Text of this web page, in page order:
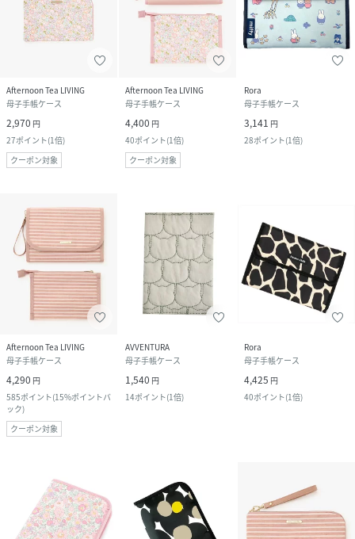
Afternoon Tea LIVING
母子手帳ケース
2,970 円
27ポイント(1倍)
クーポン対象
Afternoon Tea LIVING
母子手帳ケース
4,400 円
40ポイント(1倍)
クーポン対象
Rora
母子手帳ケース
3,141 円
28ポイント(1倍)
Afternoon Tea LIVING
母子手帳ケース
4,290 円
585ポイント(15%ポイントバ
ック)
クーポン対象
AVVENTURA
母子手帳ケース
1,540 円
14ポイント(1倍)
Rora
母子手帳ケース
4,425 円
40ポイント(1倍)